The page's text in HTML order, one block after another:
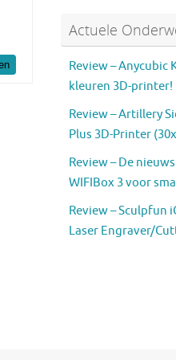
Actuele
Review – Anycubic
kleuren 3D-printer!
Review – Artillery
Plus 3D-Printer
Review – De
WIFIBox 3 voor
Review – Sculpfun
Laser Engraver/